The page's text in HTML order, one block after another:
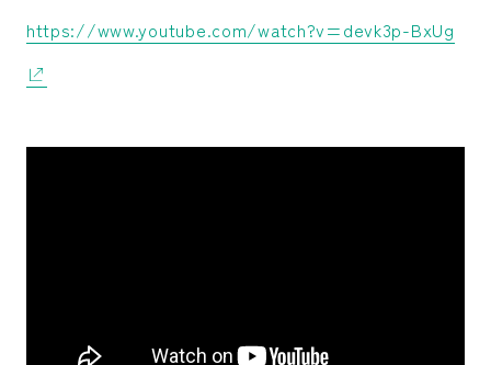
https://www.youtube.com/watch?v=devk3p-BxUg